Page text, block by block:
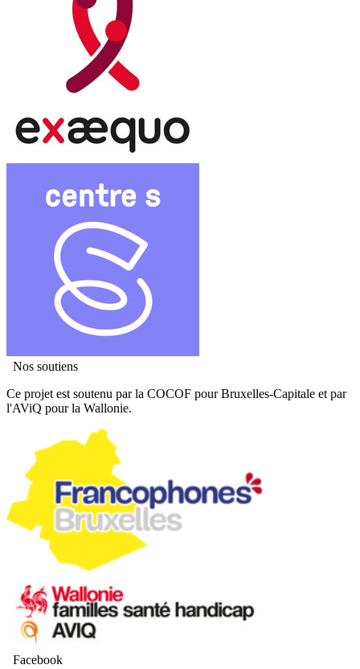
Nos soutiens
Ce projet est soutenu par la COCOF pour Bruxelles-Capitale et par
l'AViQ pour la Wallonie.
Facebook